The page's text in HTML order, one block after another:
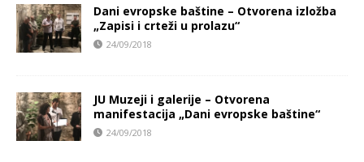
Dani evropske baštine – Otvorena izložba
„Zapisi i crteži u prolazu“
24/09/2018
JU Muzeji i galerije – Otvorena
manifestacija „Dani evropske baštine“
24/09/2018